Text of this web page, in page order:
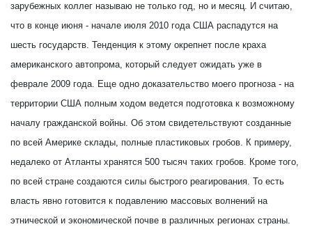
зарубежных коллег называю не только год, но и месяц. И считаю,
что в конце июня - начале июля 2010 года США распадутся на
шесть государств. Тенденция к этому окрепнет после краха
американского автопрома, который следует ожидать уже в
феврале 2009 года. Еще одно доказательство моего прогноза - на
территории США полным ходом ведется подготовка к возможному
началу гражданской войны. Об этом свидетельствуют созданные
по всей Америке склады, полные пластиковых гробов. К примеру,
недалеко от Атланты хранятся 500 тысяч таких гробов. Кроме того,
по всей стране создаются силы быстрого реагирования. То есть
власть явно готовится к подавлению массовых волнений на
этнической и экономической почве в различных регионах страны.